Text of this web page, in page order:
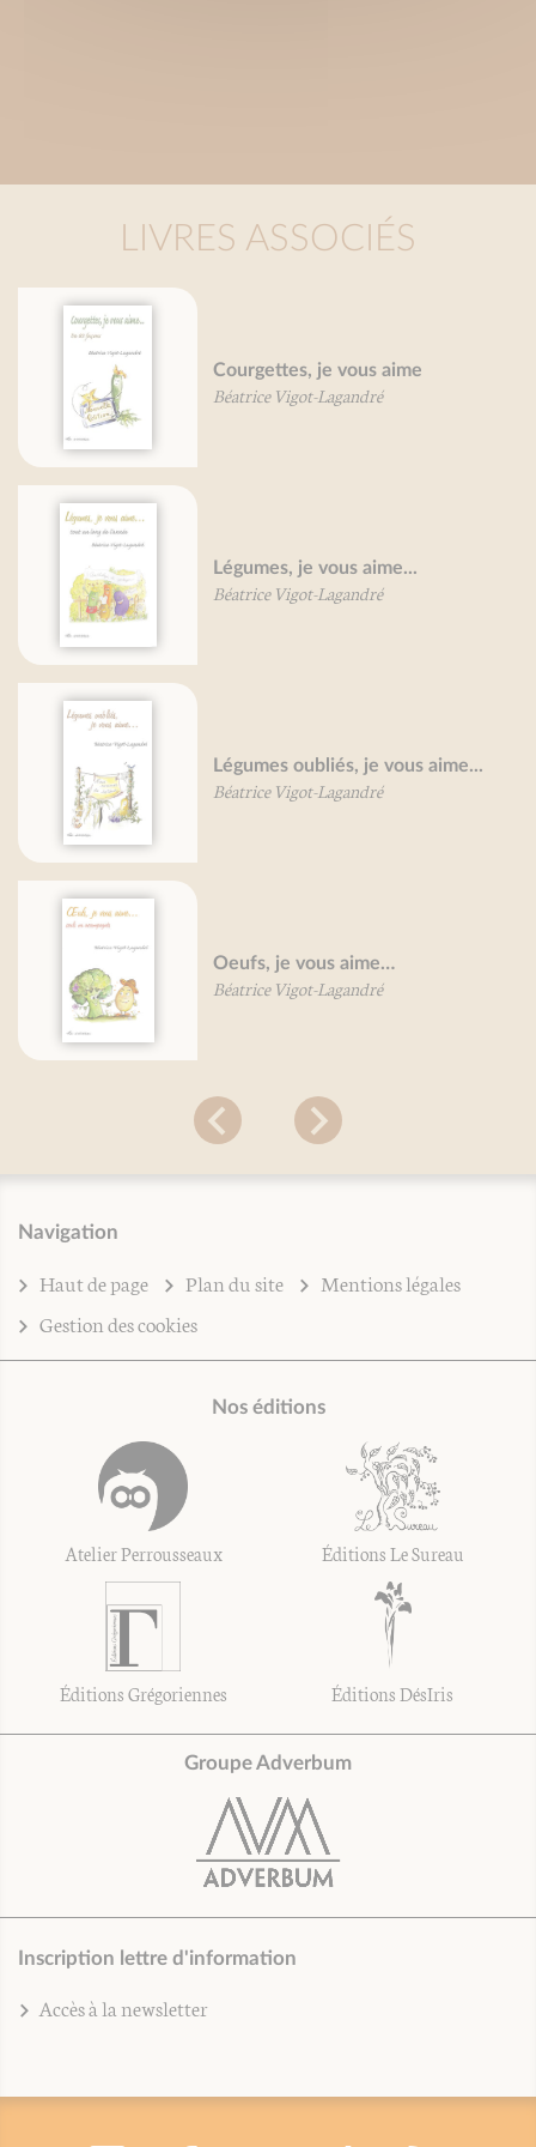
LIVRES ASSOCIÉS
Courgettes, je vous aime
Béatrice Vigot-Lagandré
Légumes, je vous aime...
Béatrice Vigot-Lagandré
Légumes oubliés, je vous aime...
Béatrice Vigot-Lagandré
Oeufs, je vous aime…
Béatrice Vigot-Lagandré
Navigation
Haut de page Plan du site
Mentions légales
Gestion des cookies
Nos éditions
Atelier Perrousseaux Éditions Le Sureau
Éditions Grégoriennes Éditions DésIris
Groupe Adverbum
Inscription lettre d'information
Accès à la newsletter